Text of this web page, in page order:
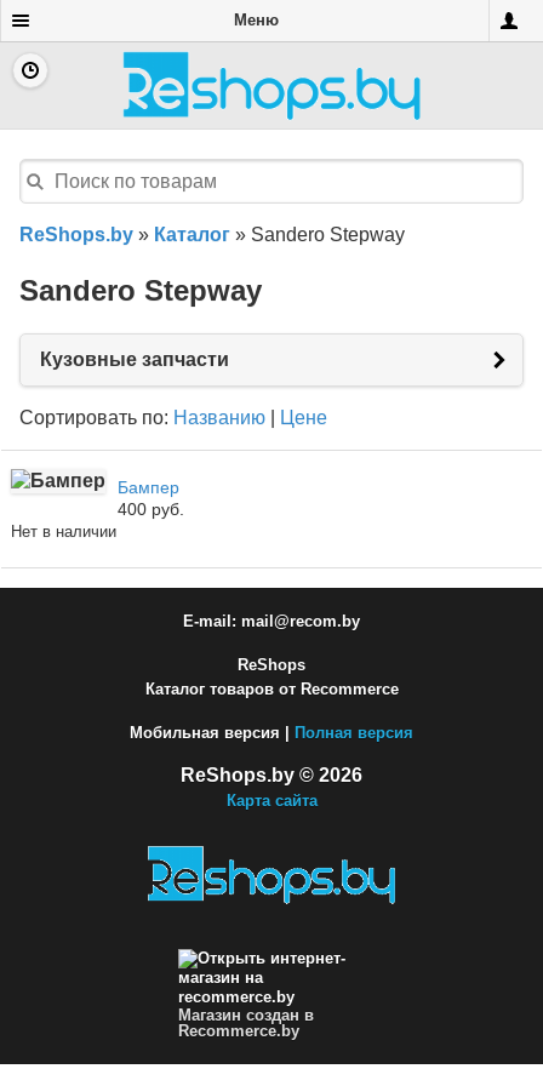
Меню
ReShops.by » Каталог » Sandero Stepway
Sandero Stepway
Кузовные запчасти
Сортировать по: Названию Цене
Бампер
400 руб.
Нет в наличии
E-mail: mail@recom.by
ReShops
Каталог товаров от Recommerce
Мобильная версия | Полная версия
ReShops.by © 2026
Карта сайта
Магазин создан в
Recommerce.by